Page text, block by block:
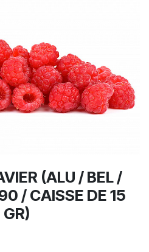
(ALU / BEL /
/ CAISSE DE 15